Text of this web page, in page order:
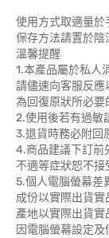
使用方式取適量於
保存方法請置於陰
溫馨提醒
1.本產品屬於私人
請儘速向客服反
為回復原狀所必要
2.使用後若有過敏
3.退貨時務必附回
4.商品建議下訂前
不適等症狀恕不接
5.個人電腦螢幕差
成份以實際出貨實
產地以實際出貨實
因電腦螢幕設定